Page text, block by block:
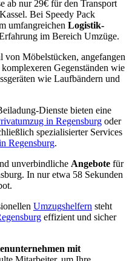
ab nur 29€ für den Transport
Bei Speedy Pack
umfangreichen Logistik-
im Bereich Umzüge.
Möbelstücken, angefangen
Gegenständen wie
wie Laufbändern und
Dienste bieten eine
in Regensburg oder
spezialisierter Services
Regensburg.
unverbindliche Angebote für
In nur etwa 58 Sekunden
Umzugshelfern steht
effizient und sicher
mit